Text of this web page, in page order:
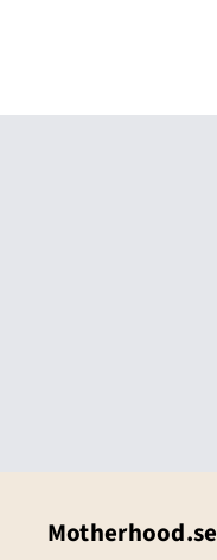
Motherhood.se